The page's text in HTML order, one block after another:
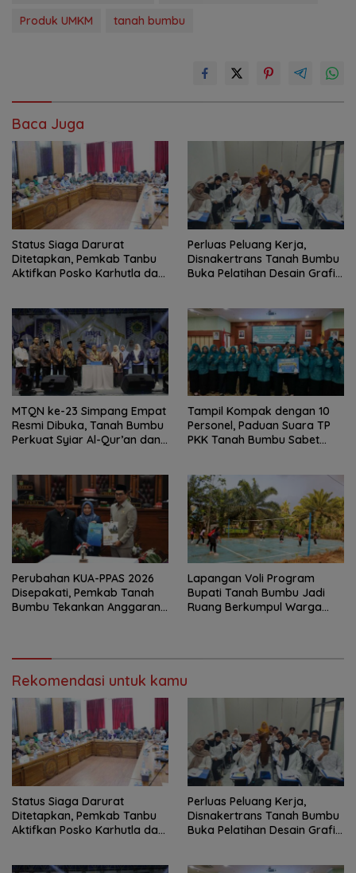
Produk UMKM
tanah bumbu
Baca Juga
Status Siaga Darurat
Ditetapkan, Pemkab Tanbu
Aktifkan Posko Karhutla dan
Perluas Peluang Kerja,
Disnakertrans Tanah Bumbu
Buka Pelatihan Desain Grafis
MTQN ke-23 Simpang Empat
Resmi Dibuka, Tanah Bumbu
Perkuat Syiar Al-Qur’an dan
Tampil Kompak dengan 10
Personel, Paduan Suara TP
PKK Tanah Bumbu Sabet
Perubahan KUA-PPAS 2026
Disepakati, Pemkab Tanah
Bumbu Tekankan Anggaran
Lapangan Voli Program
Bupati Tanah Bumbu Jadi
Ruang Berkumpul Warga
Rekomendasi untuk kamu
Status Siaga Darurat
Ditetapkan, Pemkab Tanbu
Aktifkan Posko Karhutla dan
Perluas Peluang Kerja,
Disnakertrans Tanah Bumbu
Buka Pelatihan Desain Grafis